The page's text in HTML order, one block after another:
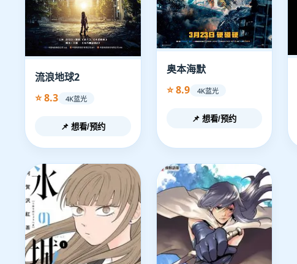
流浪地球2
⭐ 8.3
4K蓝光
📌 想看/预约
奥本海默
⭐ 8.9
4K蓝光
📌 想看/预约